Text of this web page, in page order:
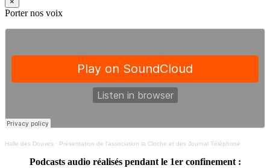
Porter nos voix
Halle des Douves · Présentation de l’association la Cloche et des Journal Téléphoné
Podcasts audio réalisés pendant le 1er confinement :